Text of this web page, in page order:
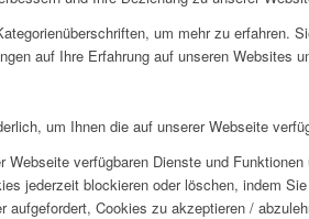
um mehr zu erfahren.
auf Ihre Erfahrung auf unseren Websites
um Ihnen die auf unserer Webseite
Webseite verfügbaren Dienste und
jederzeit blockieren oder löschen, indem
aufgefordert, Cookies zu akzeptieren /